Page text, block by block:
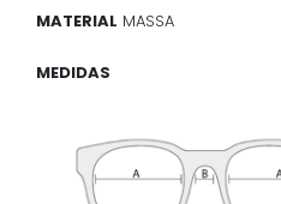
MATERIAL MASSA
MEDIDAS